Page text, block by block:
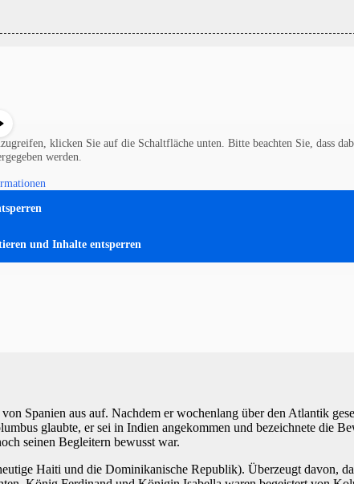
klicken Sie auf die Schaltfläche unten. Bitte beachten Sie, dass
werden.
und Inhalte entsperren
von Spanien aus auf. Nachdem er wochenlang über den Atlantik
glaubte, er sei in Indien angekommen und bezeichnete die
seinen Begleitern bewusst war.
Haiti und die Dominikanische Republik). Überzeugt davon,